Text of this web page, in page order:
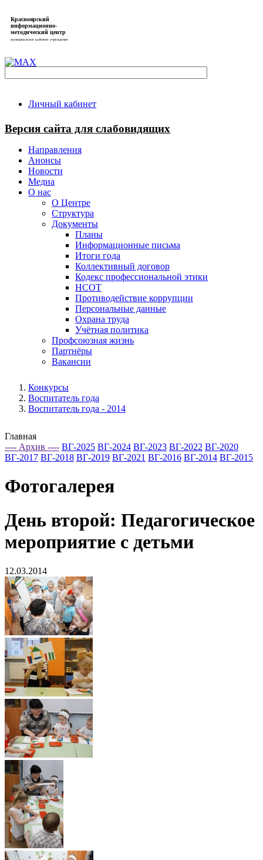
Красноярский
информационно-
методический центр
муниципальное казённое учреждение
Личный кабинет
Версия сайта для слабовидящих
Направления
Анонсы
Новости
Медиа
О нас
О Центре
Структура
Документы
Планы
Информационные письма
Итоги года
Коллективный договор
Кодекс профессиональной этики
НСОТ
Противодействие коррупции
Персональные данные
Охрана труда
Учётная политика
Профсоюзная жизнь
Партнёры
Вакансии
Конкурсы
Воспитатель года
Воспитатель года - 2014
Главная
---- Архив ---- ВГ-2025 ВГ-2024 ВГ-2023 ВГ-2022 ВГ-2020
ВГ-2017 ВГ-2018 ВГ-2019 ВГ-2021 ВГ-2016 ВГ-2014 ВГ-2015
Фотогалерея
День второй: Педагогическое
мероприятие с детьми
12.03.2014